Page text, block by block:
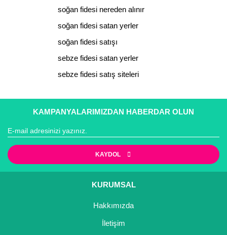
Yorum Yaz
Ürün bilgilerinde hatalar bulunuyor.
Ürün fiyatı diğer sitelerden daha pahalı.
Bu ürüne benzer farklı alternatifler olmalı.
soğan fidesi nereden alınır
soğan fidesi satan yerler
soğan fidesi satışı
sebze fidesi satan yerler
sebze fidesi satış siteleri
KAMPANYALARIMIZDAN HABERDAR OLUN
KAYDOL
KURUMSAL
Hakkımızda
İletişim